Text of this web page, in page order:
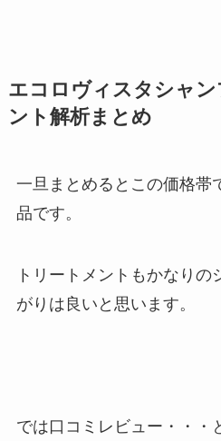
エコロヴィスタシャン
ント解析まとめ
一旦まとめるとこの価格帯
品です。
トリートメントもかなりの
がりは良いと思います。
では口コミレビュー・・・